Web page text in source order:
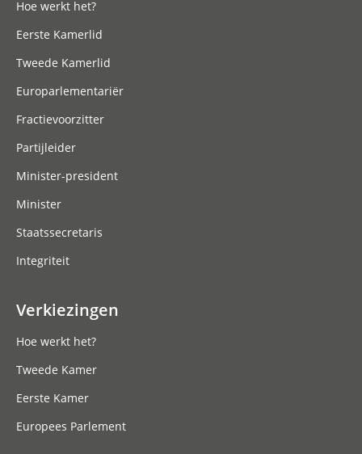
Hoe werkt het?
Eerste Kamerlid
Tweede Kamerlid
Europarlementariër
Fractievoorzitter
Partijleider
Minister-president
Minister
Staatssecretaris
Integriteit
Verkiezingen
Hoe werkt het?
Tweede Kamer
Eerste Kamer
Europees Parlement